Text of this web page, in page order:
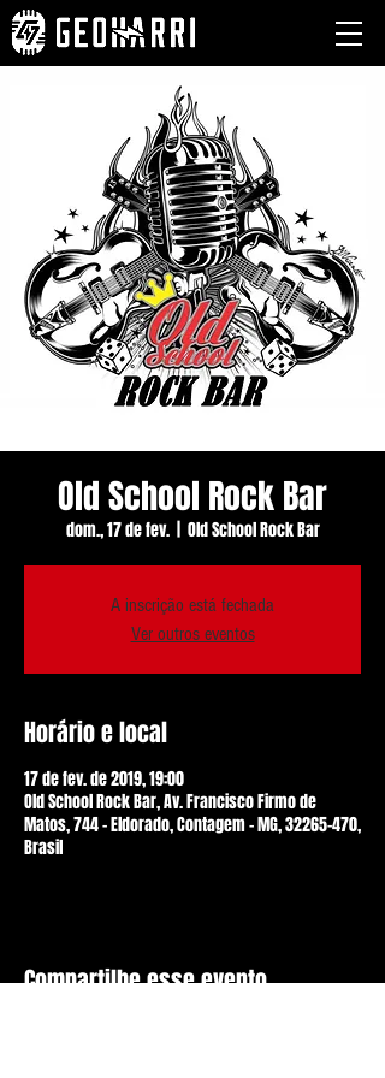
Old School Rock Bar
dom., 17 de fev.
  |
Old School Rock Bar
A inscrição está fechada
Ver outros eventos
Horário e local
17 de fev. de 2019, 19:00
Old School Rock Bar, Av. Francisco Firmo de
Matos, 744 - Eldorado, Contagem - MG, 32265-470,
Brasil
Compartilhe esse evento